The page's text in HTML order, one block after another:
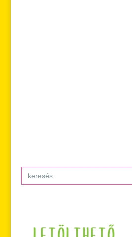
Search
for: